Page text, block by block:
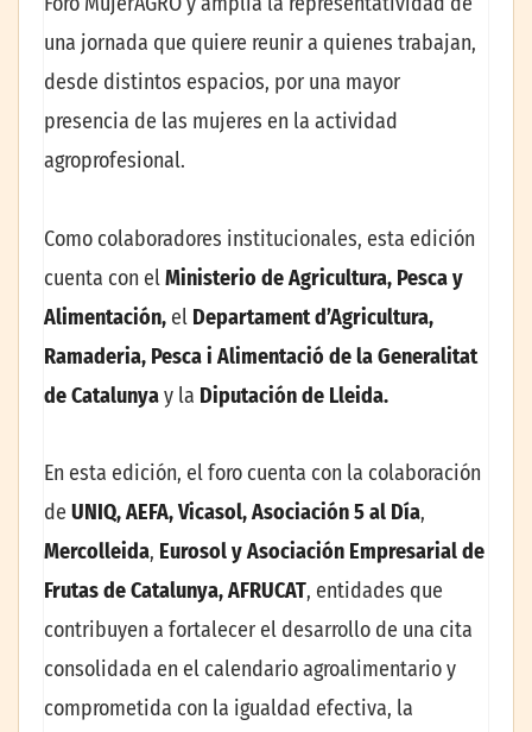
una jornada que quiere reunir a quienes trabajan,
desde distintos espacios, por una mayor
presencia de las mujeres en la actividad
agroprofesional.
Como colaboradores institucionales, esta edición
cuenta con elMinisterio de Agricultura, Pesca y
Alimentación, el Departament d’Agricultura,
Ramaderia, Pesca i Alimentació de la Generalitat
de Catalunyay la Diputación de Lleida.
En esta edición, el foro cuenta con la colaboración
de UNIQ, AEFA, Vicasol,Asociación 5 al Día,
Mercolleida, Eurosol y Asociación Empresarial de
Frutas de Catalunya, AFRUCAT, entidades que
contribuyen a fortalecer el desarrollo de una cita
consolidada en el calendario agroalimentario y
comprometida con la igualdad efectiva, la